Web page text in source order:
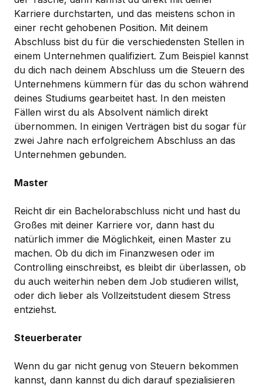
Karriere durchstarten, und das meistens schon in
einer recht gehobenen Position. Mit deinem
Abschluss bist du für die verschiedensten Stellen in
einem Unternehmen qualifiziert. Zum Beispiel kannst
du dich nach deinem Abschluss um die Steuern des
Unternehmens kümmern für das du schon während
deines Studiums gearbeitet hast. In den meisten
Fällen wirst du als Absolvent nämlich direkt
übernommen. In einigen Verträgen bist du sogar für
zwei Jahre nach erfolgreichem Abschluss an das
Unternehmen gebunden.
Master
Reicht dir ein Bachelorabschluss nicht und hast du
Großes mit deiner Karriere vor, dann hast du
natürlich immer die Möglichkeit, einen Master zu
machen. Ob du dich im Finanzwesen oder im
Controlling einschreibst, es bleibt dir überlassen, ob
du auch weiterhin neben dem Job studieren willst,
oder dich lieber als Vollzeitstudent diesem Stress
entziehst.
Steuerberater
Wenn du gar nicht genug von Steuern bekommen
kannst, dann kannst du dich darauf spezialisieren